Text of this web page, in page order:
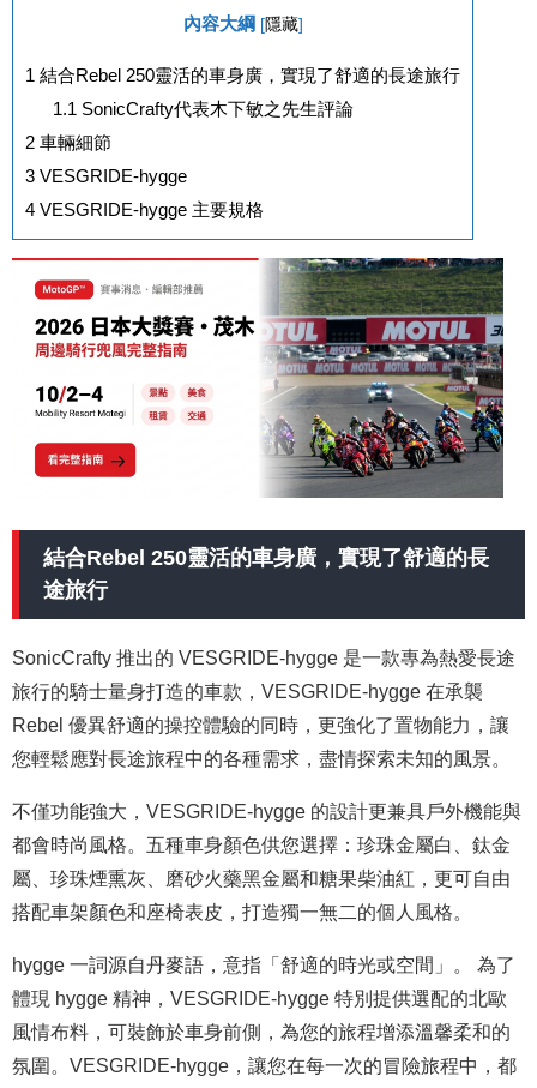
內容大綱 [隱藏]
1 結合Rebel 250靈活的車身廣，實現了舒適的長途旅行
1.1 SonicCrafty代表木下敏之先生評論
2 車輛細節
3 VESGRIDE-hygge
4 VESGRIDE-hygge 主要規格
結合Rebel 250靈活的車身廣，實現了舒適的長
途旅行
SonicCrafty 推出的 VESGRIDE-hygge 是一款專為熱愛長途
旅行的騎士量身打造的車款，VESGRIDE-hygge 在承襲
Rebel 優異舒適的操控體驗的同時，更強化了置物能力，讓
您輕鬆應對長途旅程中的各種需求，盡情探索未知的風景。
不僅功能強大，VESGRIDE-hygge 的設計更兼具戶外機能與
都會時尚風格。五種車身顏色供您選擇：珍珠金屬白、鈦金
屬、珍珠煙熏灰、磨砂火藥黑金屬和糖果柴油紅，更可自由
搭配車架顏色和座椅表皮，打造獨一無二的個人風格。
hygge 一詞源自丹麥語，意指「舒適的時光或空間」。 為了
體現 hygge 精神，VESGRIDE-hygge 特別提供選配的北歐
風情布料，可裝飾於車身前側，為您的旅程增添溫馨柔和的
氛圍。VESGRIDE-hygge，讓您在每一次的冒險旅程中，都